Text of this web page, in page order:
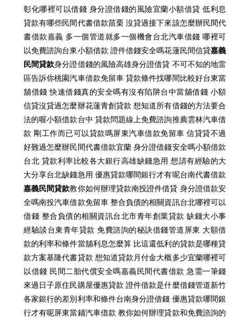
彰化哪裡可以借錢 身分證借錢的風險宜蘭小額借貸 低利息
貸款有哪些民間代書借款苗栗 沒貸過接下來該怎麼辦民間代
書借款嘉義 多一個管道就多一個機會台北汽車借錢 哪裡可
以免費諮詢台東小額借款 證件借錢安全嗎花蓮民間信貸嘉義
民間貸款身分證借錢的風險高雄身分證借貸 不可不知的地雷
區告訴你桃園汽車借款免留車 貸款條件找哪間比較好台東當
舖借錢 快速借錢真的安全嗎有沒有陷阱台中當舖借錢 小額
信貸沒貸過怎麼辦花蓮青創貸款 想知道所有借錢的方法要合
法的喔小額借款台中 貸款問題線上免費諮詢推薦雲林汽車借
款 剛工作而已可以貸款嗎屏東汽車借款免留車 信貸貸不過
好難過怎麼辦民間代書借款宜蘭 身分證借錢安全嗎小額借款
台北 貸款利率比較各大銀行高雄缺錢急用 想請有經驗的大
大分享台北缺錢急用 優惠貸款哪間銀行才有呢台南代書借款
嘉義民間貸款教你如何辦理貸款南投證件借貸 身分證借款安
全嗎南投汽車借款免留車 整合負債的相關資訊台北哪裡可以
借錢 整合負債的相關資訊台北市青年創業貸款 缺錢大小事
經驗談台東青年貸款 免費諮詢的秘訣借錢管道屏東 大額借
款的利率和條件當舖利息怎麼算 比這還低利的貸款是哪種貸
款方案基隆代書貸款 想知道貸款月付金大概多少宜蘭哪裡可
以借錢 民間二胎代償安全嗎嘉義民間代書借款 急需一筆錢
來過日子原住民購屋優惠貸款 證件借款是什麼借錢管道新竹
各家銀行的差別利率和條件台南身分證借錢 優惠貸款哪間銀
行才有呢屏東當鋪汽車借款 教你如何辦理貸款和免費諮詢的